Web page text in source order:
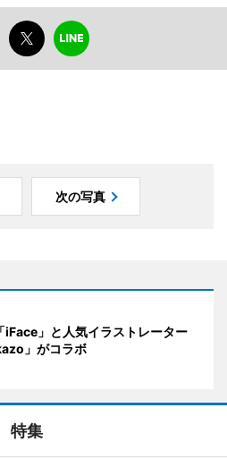
次の写真
iFace」と人気イラストレーター
」がコラボ
特集